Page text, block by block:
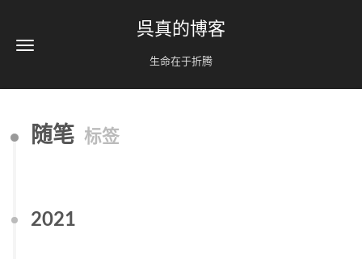
呉真的博客
生命在于折腾
随笔 标签
2021